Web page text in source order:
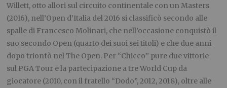
Willett, otto allori sul circuito continentale con un Masters
(2016), nell’Open d’Italia del 2016 si classificò secondo alle
spalle di Francesco Molinari, che nell’occasione conquistò il
suo secondo Open (quarto dei suoi sei titoli) e che due anni
dopo trionfò nel The Open. Per “Chicco” pure due vittorie
sul PGA Tour e la partecipazione a tre World Cup da
giocatore (2010, con il fratello “Dodo”, 2012, 2018), oltre alle